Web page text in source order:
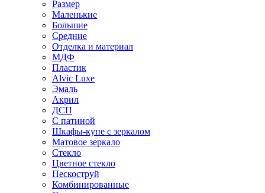
Размер
Маленькие
Большие
Средние
Отделка и материал
МДФ
Пластик
Alvic Luxe
Эмаль
Акрил
ДСП
С патиной
Шкафы-купе с зеркалом
Матовое зеркало
Стекло
Цветное стекло
Пескоструй
Комбинированные